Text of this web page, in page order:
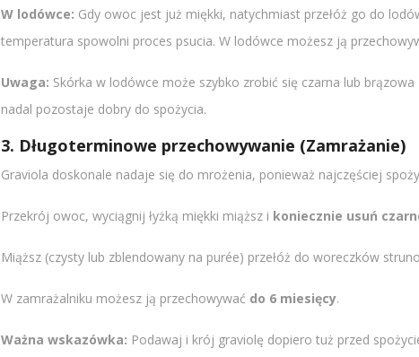
W lodówce: Gdy owoc jest już miękki, natychmiast przełóż go do
temperatura spowolni proces psucia. W lodówce możesz ją
Uwaga: Skórka w lodówce może szybko zrobić się czarna lub
nadal pozostaje dobry do spożycia.
3. Długoterminowe przechowywanie (Zamrażanie)
Graviola doskonale nadaje się do mrożenia, ponieważ najczęściej
Przekrój owoc, wyciągnij łyżką miękki miąższ i koniecznie usuń
Miąższ (czysty lub zblendowany na purée) przełóż do woreczków
W zamrażalniku możesz ją przechowywać do 6 miesięcy.
Ważna wskazówka: Podawaj i krój graviolę dopiero tuż przed